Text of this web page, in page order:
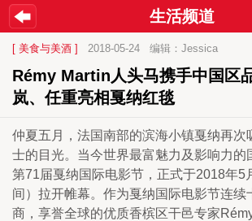
生活频道
[ 美食与美酒 ] 2018-05-24 编辑：Jessica
Rémy Martin人头马携手中国区
岚、任重亮相戛纳红毯
仲夏五月，法国南部的滨海小镇戛纳再次
士的目光。当今世界最富魅力及影响力
第71届戛纳国际电影节，正式于2018年5
间）拉开帷幕。作为戛纳国际电影节连续
商，享誉全球的优质香槟区干邑专家